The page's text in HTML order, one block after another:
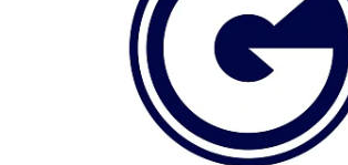
Рынак ацэнкі транспарту ў